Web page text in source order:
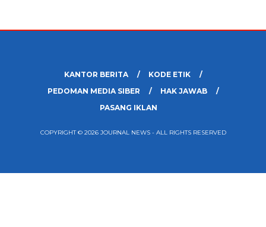
KANTOR BERITA
KODE ETIK
PEDOMAN MEDIA SIBER
HAK JAWAB
PASANG IKLAN
COPYRIGHT © 2026 JOURNAL NEWS - ALL RIGHTS RESERVED